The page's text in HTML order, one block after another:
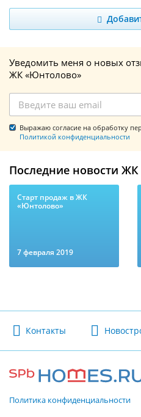
Уведомить меня о новых
ЖК «Юнтолово»
Выражаю согласие на обработку
Политикой конфиденциальности
Последние новости
7 февраля 2019
Старт продаж в ЖК
«Юнтолово»
Контакты
Политика конфиденциальности